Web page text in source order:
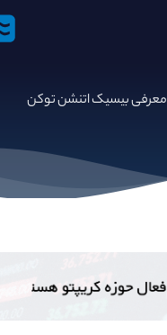
معرفی بیسیک اتنشن توکن